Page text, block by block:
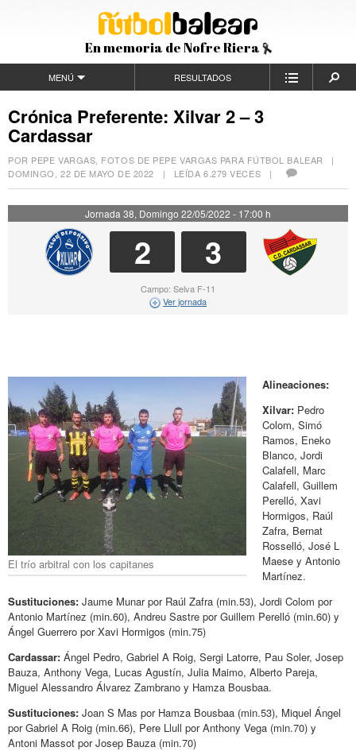
En memoria de Nofre Riera
MENÚ RESULTADOS
Crónica Preferente: Xilvar 2 – 3
Cardassar
POR PEPE VARGAS, FOTOS DE PEPE VARGAS PARA FÚTBOL BALEAR |
DOMINGO, 22 DE MAYO DE 2022 | LEÍDA 6.279 VECES |
Jornada 38, Domingo 22/05/2022 - 17:00 h
2 3
Campo: Selva F-11
Ver jornada
El trío arbitral con los capitanes
Alineaciones:
Xilvar: Pedro
Colom, Simó
Ramos, Eneko
Blanco, Jordi
Calafell, Marc
Calafell, Guillem
Perelló, Xavi
Hormigos, Raúl
Zafra, Bernat
Rosselló, José L
Maese y Antonio
Martínez.
Sustituciones: Jaume Munar por Raúl Zafra (min.53), Jordi Colom por
Antonio Martínez (min.60), Andreu Sastre por Guillem Perelló (min.60) y
Ángel Guerrero por Xavi Hormigos (min.75)
Cardassar: Ángel Pedro, Gabriel A Roig, Sergi Latorre, Pau Soler, Josep
Bauza, Anthony Vega, Lucas Agustín, Julia Maimo, Alberto Pareja,
Miguel Alessandro Álvarez Zambrano y Hamza Bousbaa.
Sustituciones: Joan S Mas por Hamza Bousbaa (min.53), Miquel Ángel
por Gabriel A Roig (min.66), Pere Llull por Anthony Vega (min.70) y
Antoni Massot por Josep Bauza (min.70)